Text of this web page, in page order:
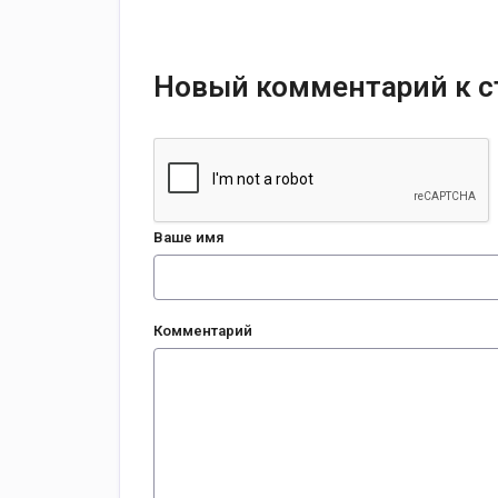
Новый комментарий к
Ваше имя
Комментарий